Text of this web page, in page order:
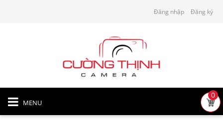
Đăng nhập Đăng ký
MENU
0